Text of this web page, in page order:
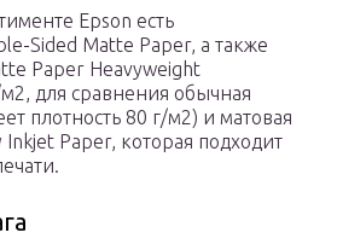
Epson есть
Sided Matte Paper, а также
Paper Heavyweight
для сравнения обычная
плотность 80 г/м2) и матовая
Paper, которая подходит